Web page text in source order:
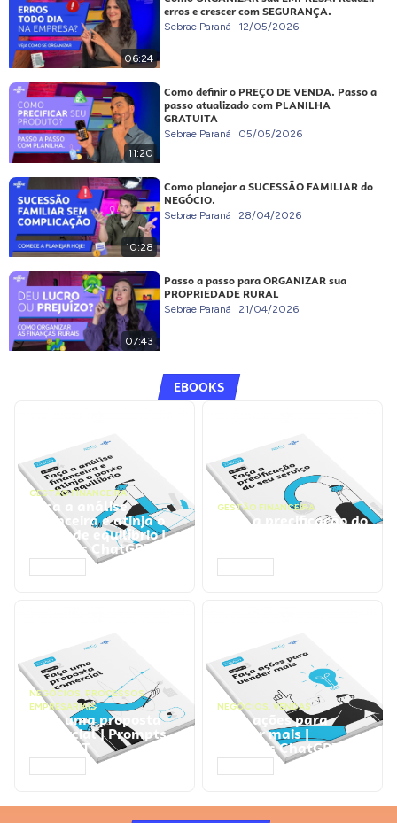
06:24
erros e crescer com SEGURANÇA.
Sebrae Paraná 12/05/2026
11:20
Como definir o PREÇO DE VENDA. Passo a
passo atualizado com PLANILHA
GRATUITA
Sebrae Paraná 05/05/2026
10:28
Como planejar a SUCESSÃO FAMILIAR do
NEGÓCIO.
Sebrae Paraná 28/04/2026
07:43
Passo a passo para ORGANIZAR sua
PROPRIEDADE RURAL
Sebrae Paraná 21/04/2026
EBOOKS
GESTÃO FINANCEIRA
Faça a análise
financeira e atinja o
ponto de equilíbrio |
Prompts ChatGPT
GESTÃO FINANCEIRA
Faça a precificação do
NEGÓCIOS, PROCESSOS
EMPRESARIAIS
Faça uma proposta
comercial | Prompts
ChatGPT
NEGÓCIOS, VENDAS
Faça ações para
vender mais |
Prompts ChatGPT